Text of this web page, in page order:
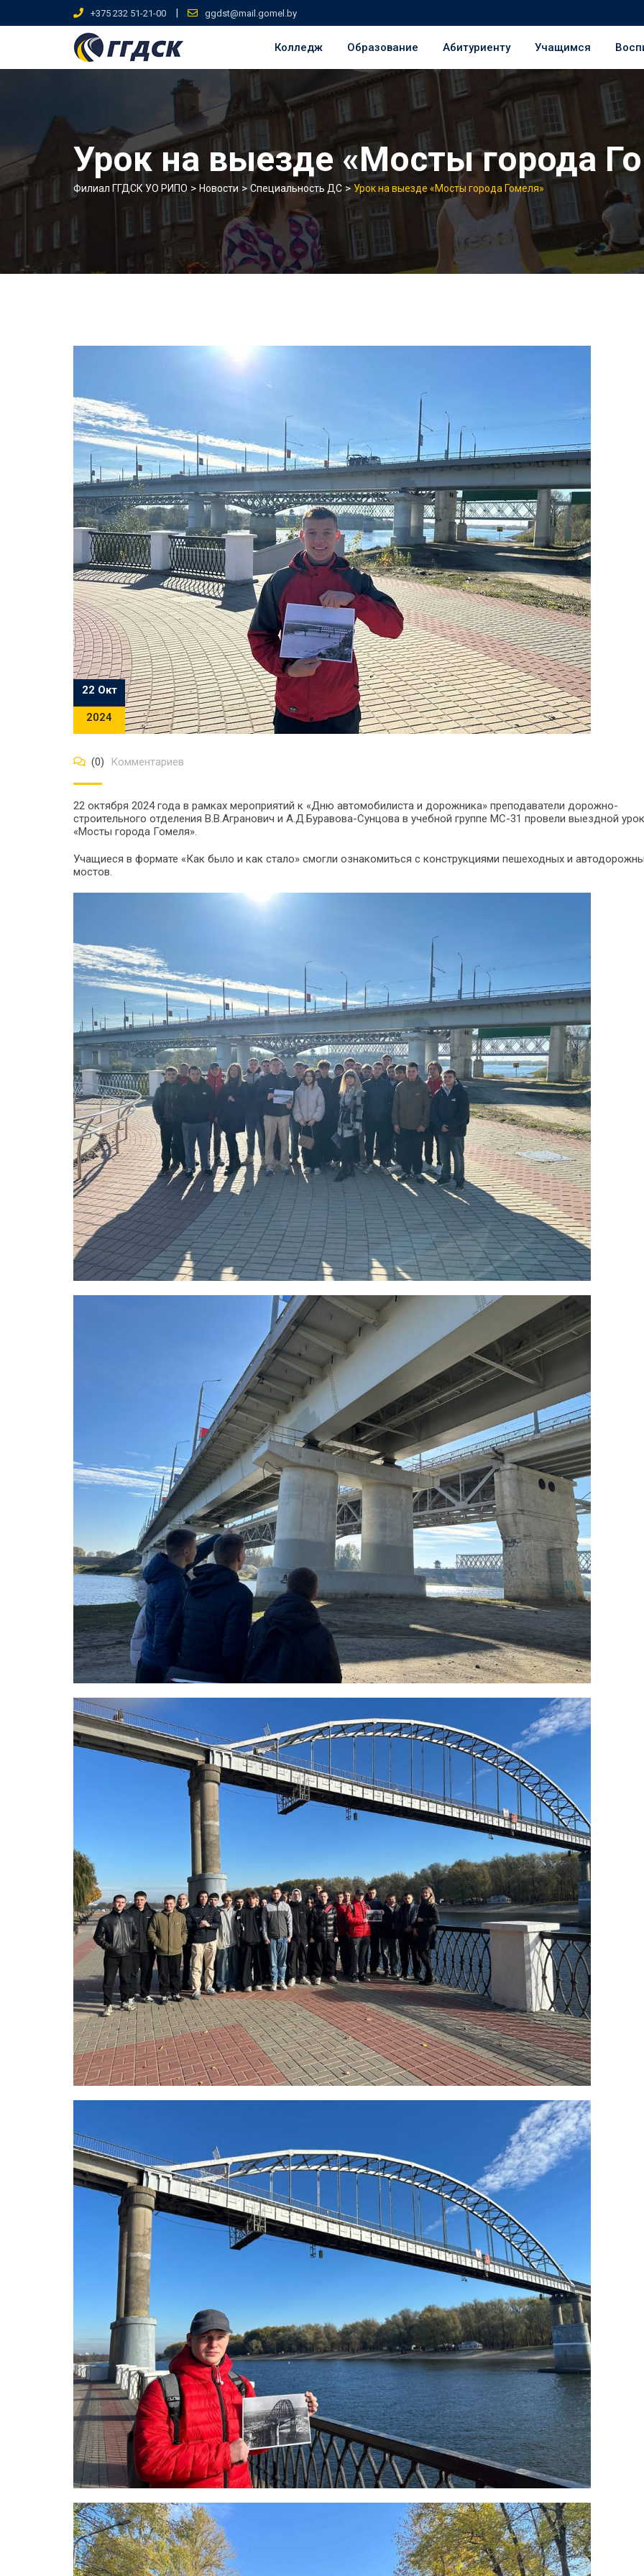
+375 232 51-21-00 | ggdst@mail.gomel.by
Колледж Образование Абитуриенту Учащимся
Урок на выезде «Мосты города
Филиал ГГДСК УО РИПО > Новости >Специальность ДС > Урок на выезде «Мосты города Гомеля»
22 Окт
2024
(0) Комментариев
22 октября 2024 года в рамках мероприятий к «Дню автомобилиста и дорожника» преподаватели дорожно-
строительного отделения В.В.Агранович и А.Д.Буравова-Сунцова в учебной группе МС-31 провели выездной урок
«Мосты города Гомеля».
Учащиеся в формате «Как было и как стало» смогли ознакомиться с конструкциями пешеходных и
мостов.